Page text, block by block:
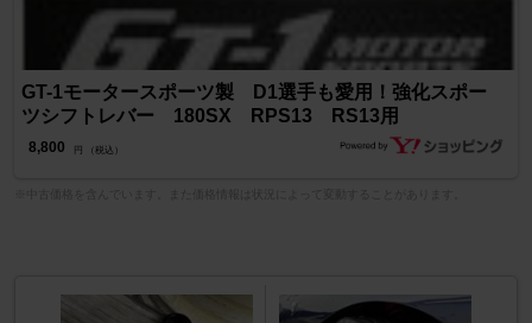
GT-1モータースポーツ製 D1選手も愛用！強化スポー
ツシフトレバー 180SX RPS13 RS13用
8,800 円 （税込）